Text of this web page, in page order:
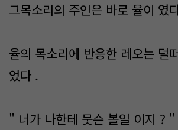
그목소리의 주인은 바로 율이 였
율의 목소리에 반응한 레오는 덜
었다 .
" 너가 나한테 뭇슨 볼일 이지 ? "